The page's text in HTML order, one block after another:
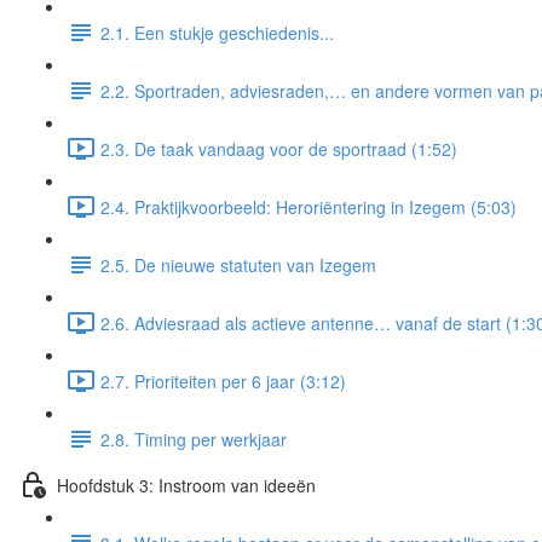
2.1. Een stukje geschiedenis...
2.2. Sportraden, adviesraden,… en andere vormen van
2.3. De taak vandaag voor de sportraad (1:52)
2.4. Praktijkvoorbeeld: Heroriëntering in Izegem (5:03)
2.5. De nieuwe statuten van Izegem
2.6. Adviesraad als actieve antenne… vanaf de start
2.7. Prioriteiten per 6 jaar (3:12)
2.8. Timing per werkjaar
Hoofdstuk 3: Instroom van ideeën